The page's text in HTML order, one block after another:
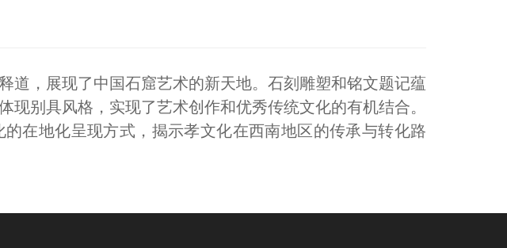
道，展现了中国石窟艺术的新天地。石刻雕塑和铭文题记蕴
别具风格，实现了艺术创作和优秀传统文化的有机结合。
在地化呈现方式，揭示孝文化在西南地区的传承与转化路